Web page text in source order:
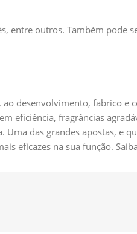
entre outros. Também pode
desenvolvimento, fabrico e
eficiência, fragrâncias
das grandes apostas, e
eficazes na sua função.